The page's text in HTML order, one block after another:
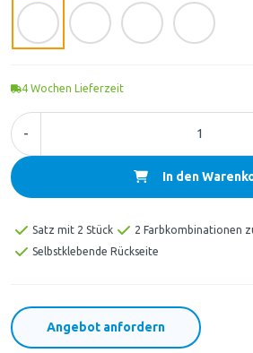
4 Wochen Lieferzeit
-
In den
Satz mit 2 Stück
2 Farbkombinationen
Selbstklebende Rückseite
Angebot anfordern